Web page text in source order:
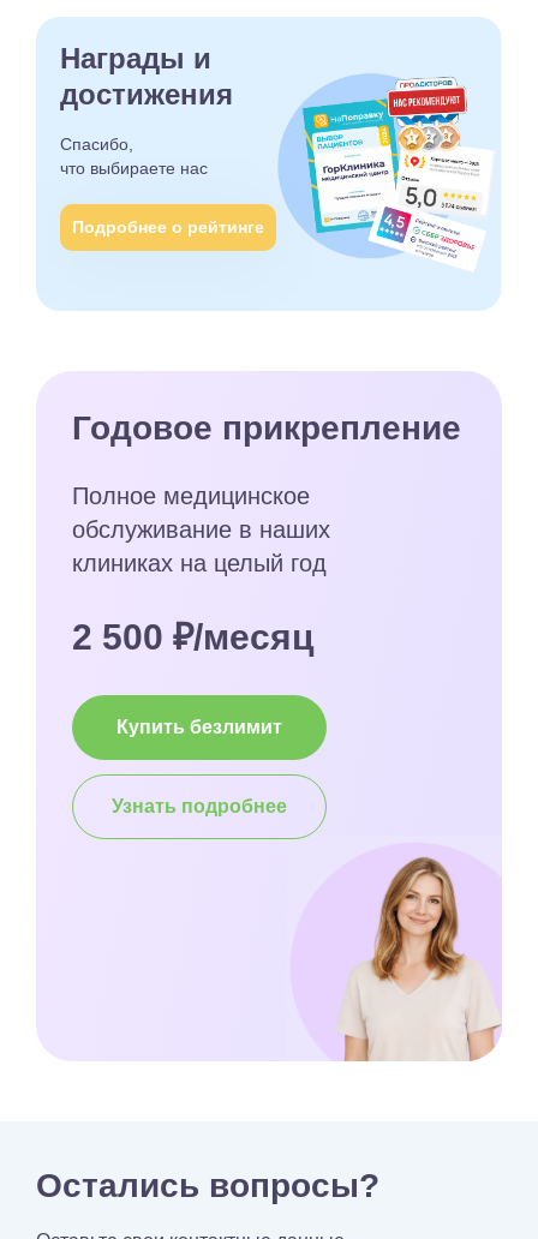
Награды и
достижения
Спасибо,
что выбираете нас
Подробнее о рейтинге
Годовое прикрепление
Полное медицинское
обслуживание в наших
клиниках на целый год
2 500 ₽/месяц
Купить безлимит
Узнать подробнее
Остались вопросы?